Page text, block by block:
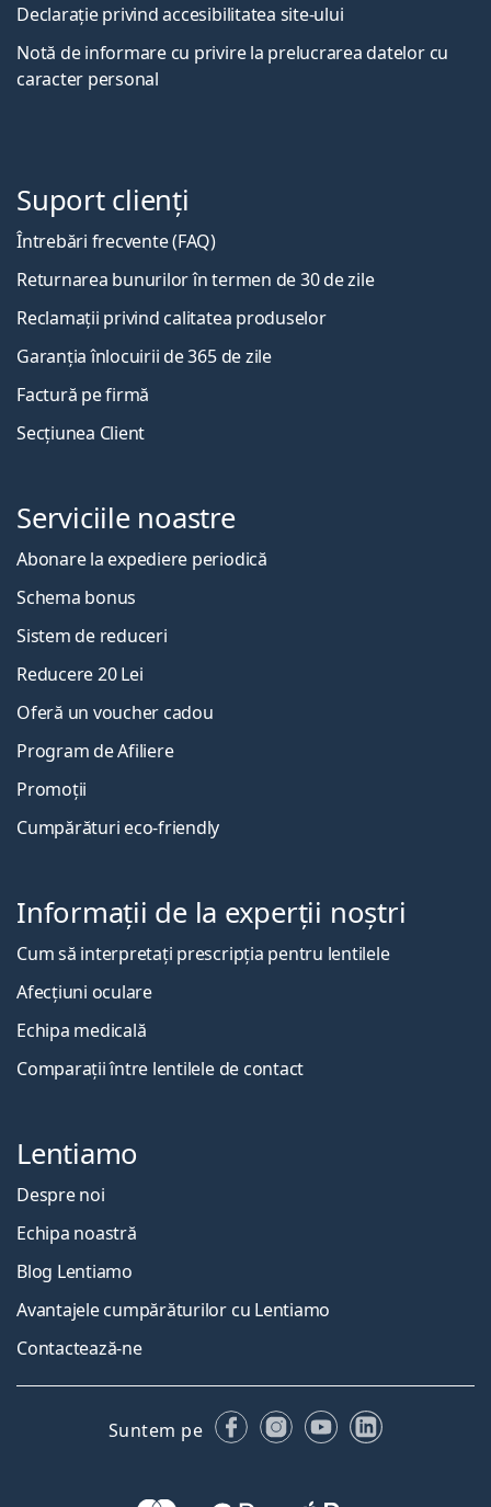
Declarație privind accesibilitatea site-ului
Notă de informare cu privire la prelucrarea datelor cu
caracter personal
Suport clienți
Întrebări frecvente (FAQ)
Returnarea bunurilor în termen de 30 de zile
Reclamații privind calitatea produselor
Garanția înlocuirii de 365 de zile
Factură pe firmă
Secțiunea Client
Serviciile noastre
Abonare la expediere periodică
Schema bonus
Sistem de reduceri
Reducere 20 Lei
Oferă un voucher cadou
Program de Afiliere
Promoții
Cumpărături eco-friendly
Informații de la experții noștri
Cum să interpretați prescripția pentru lentilele
Afecțiuni oculare
Echipa medicală
Comparații între lentilele de contact
Lentiamo
Despre noi
Echipa noastră
Blog Lentiamo
Avantajele cumpărăturilor cu Lentiamo
Contactează-ne
Suntem pe FacebookInstagram
YouTubeLinkedIn